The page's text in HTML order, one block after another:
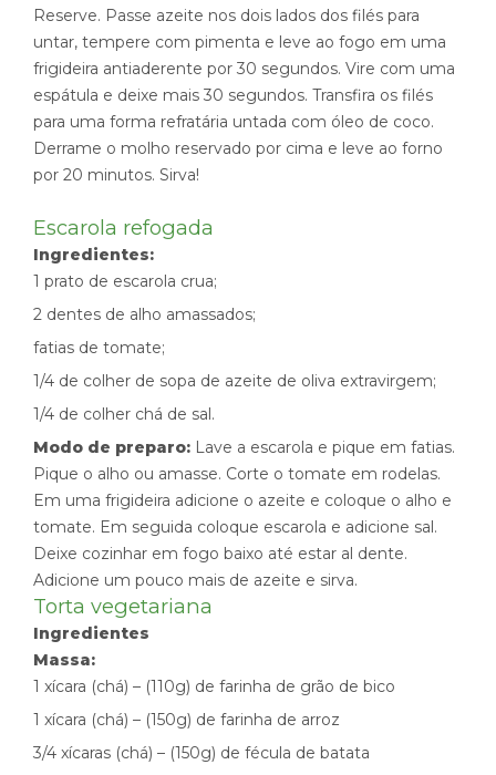
Reserve. Passe azeite nos dois lados dos filés para
untar, tempere com pimenta e leve ao fogo em uma
frigideira antiaderente por 30 segundos. Vire com uma
espátula e deixe mais 30 segundos. Transfira os filés
para uma forma refratária untada com óleo de coco.
Derrame o molho reservado por cima e leve ao forno
por 20 minutos. Sirva!
Escarola refogada
Ingredientes:
1 prato de escarola crua;
2 dentes de alho amassados;
fatias de tomate;
1/4 de colher de sopa de azeite de oliva extravirgem;
1/4 de colher chá de sal.
Modo de preparo: Lave a escarola e pique em fatias.
Pique o alho ou amasse. Corte o tomate em rodelas.
Em uma frigideira adicione o azeite e coloque o alho e
tomate. Em seguida coloque escarola e adicione sal.
Deixe cozinhar em fogo baixo até estar al dente.
Adicione um pouco mais de azeite e sirva.
Torta vegetariana
Ingredientes
Massa:
1 xícara (chá) – (110g) de farinha de grão de bico
1 xícara (chá) – (150g) de farinha de arroz
3/4 xícaras (chá) – (150g) de fécula de batata